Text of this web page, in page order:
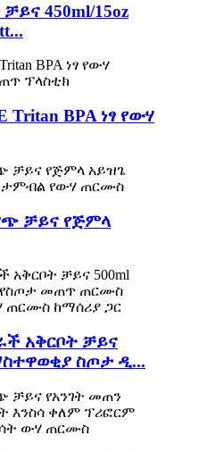
450ml/15oz
Tritan BPA ነፃ የውሃ
ቻይና የጅምላ
አቅርቦት ቻይና
ስጦታ ዲ...